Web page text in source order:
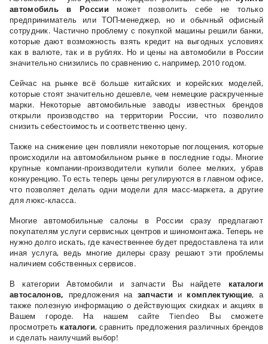
автомобиль в России может позволить себе не только
предприниматель или ТОП-менеджер, но и обычный офисный
сотрудник. Частично проблему с покупкой машины решили банки,
которые дают возможность взять кредит на выгодных условиях
как в валюте, так и в рублях. Но и цены на автомобили в России
значительно снизились по сравнению с, например, 2010 годом.
Сейчас на рынке всё больше китайских и корейских моделей,
которые стоят значительно дешевле, чем немецкие раскрученные
марки. Некоторые автомобильные заводы известных брендов
открыли производство на территории России, что позволило
снизить себестоимость и соответственно цену.
Также на снижение цен повлияли некоторые поглощения, которые
происходили на автомобильном рынке в последние годы. Многие
крупные компании-производители купили более мелких, убрав
конкуренцию. То есть теперь цены регулируются в главном офисе,
что позволяет делать одни модели для масс-маркета, а другие
для люкс-класса.
Многие автомобильные салоны в России сразу предлагают
покупателям услуги сервисных центров и шиномонтажа. Теперь не
нужно долго искать, где качественнее будет предоставлена та или
иная услуга, ведь многие дилеры сразу решают эти проблемы
наличием собственных сервисов.
В категории Автомобили и запчасти Вы найдете каталоги
автосалонов, предложения на запчасти и комплектующие, а
также полезную информацию о действующих скидках и акциях в
Вашем городе. На нашем сайте Tiendeo Вы сможете
просмотреть каталоги, сравнить предложения различных брендов
и сделать наилучший выбор!